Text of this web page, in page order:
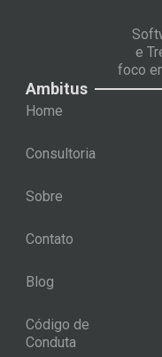
e
foco
Ambitus
Home
Consultoria
Sobre
Contato
Blog
Código de
Conduta